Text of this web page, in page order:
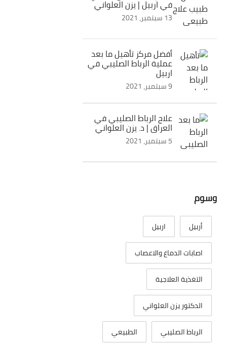
في اربيل | يزن العلواني
13 سبتمبر، 2021
أفضل مركز تأهيل ما بعد
عملية الرباط الصليبي في
اربيل
9 سبتمبر، 2021
علاج الرباط الصليبي في
العراق | د. يزن العلواني
5 سبتمبر، 2021
وسوم
أربيل
اربيل
اصابات الدماغ والاعصاب
التغذية العلاجية
الدكتور يزن العلواني
الرباط الصليبي
الطبيعي